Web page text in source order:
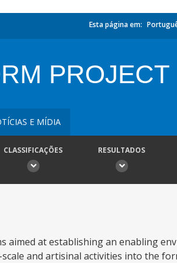
Esta página em:
PROJECT
E MÍDIA
CLASSIFICAÇÕES RESULTADOS
aimed at establishing an enabling
and artisinal activities into the